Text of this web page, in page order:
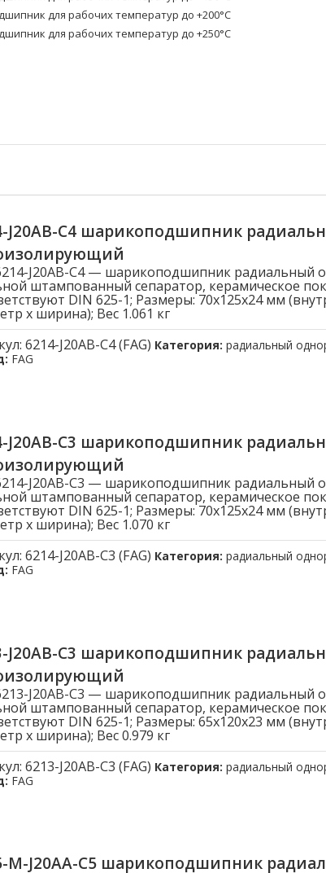
для рабочих температур до +200°C
для рабочих температур до +250°C
J20AB-C4 шарикоподшипник
J20AB-C4 — шарикоподшипник
штампованный сепаратор, керамическое
DIN 625-1; Размеры: 70x125x24 мм
x ширина); Вес 1.061 кг
6214-J20AB-C4 (FAG) Категория: радиальный
FAG
J20AB-C3 шарикоподшипник
J20AB-C3 — шарикоподшипник
штампованный сепаратор, керамическое
DIN 625-1; Размеры: 70x125x24 мм
x ширина); Вес 1.070 кг
6214-J20AB-C3 (FAG) Категория: радиальный
FAG
J20AB-C3 шарикоподшипник
J20AB-C3 — шарикоподшипник
штампованный сепаратор, керамическое
DIN 625-1; Размеры: 65x120x23 мм
x ширина); Вес 0.979 кг
6213-J20AB-C3 (FAG) Категория: радиальный
FAG
M-J20AA-C5 шарикоподшипник